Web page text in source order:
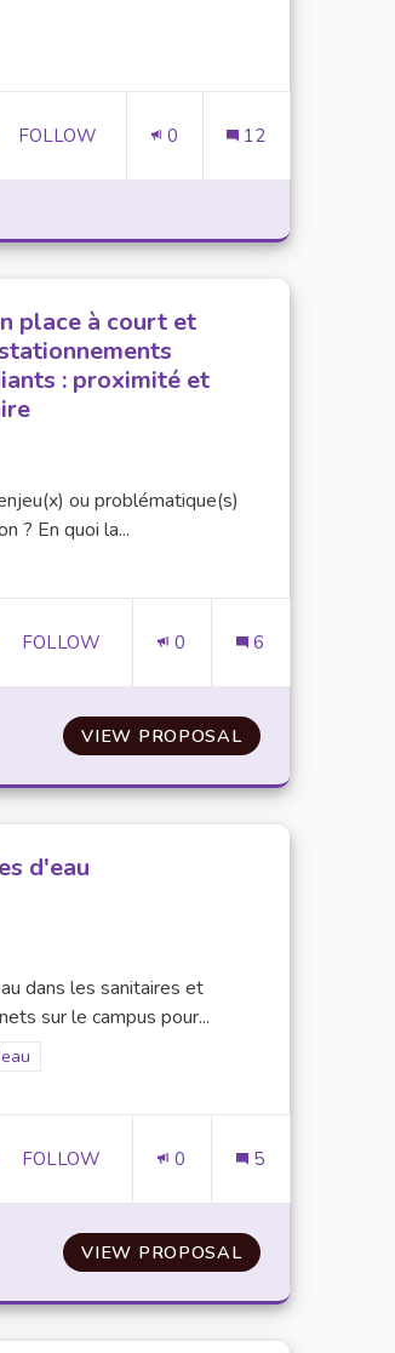
LES ASSOCIATIONS ÉTUDIANTES
28 FOLLOWERS
FOLLOW 0 12
ET POUR LES ÉTUDIANTS
place à court et
: proximité et
ou problématique(s)
? En quoi la...
campus
27 FOLLOWERS
FOLLOW 0 6
VIEW PROPOSALMOBILITÉ –
SOUS FORME D’UE LIBRE «
DE L’ENGAGEMENT ÉTUDIANT
d'eau
dans les sanitaires et
sur le campus pour...
scientifique sur l'eau
28 FOLLOWERS
FOLLOW 0 5
VIEW PROPOSALNOUVELLES